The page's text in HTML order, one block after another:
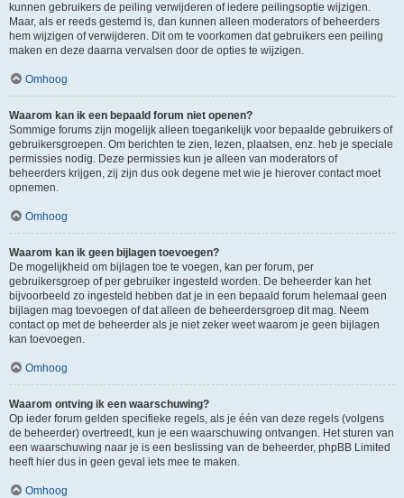
kunnen gebruikers de peiling verwijderen of iedere peilingsoptie wijzigen.
Maar, als er reeds gestemd is, dan kunnen alleen moderators of beheerders
hem wijzigen of verwijderen. Dit om te voorkomen dat gebruikers een peiling
maken en deze daarna vervalsen door de opties te wijzigen.
Omhoog
Waarom kan ik een bepaald forum niet openen?
Sommige forums zijn mogelijk alleen toegankelijk voor bepaalde gebruikers of
gebruikersgroepen. Om berichten te zien, lezen, plaatsen, enz. heb je speciale
permissies nodig. Deze permissies kun je alleen van moderators of
beheerders krijgen, zij zijn dus ook degene met wie je hierover contact moet
opnemen.
Omhoog
Waarom kan ik geen bijlagen toevoegen?
De mogelijkheid om bijlagen toe te voegen, kan per forum, per
gebruikersgroep of per gebruiker ingesteld worden. De beheerder kan het
bijvoorbeeld zo ingesteld hebben dat je in een bepaald forum helemaal geen
bijlagen mag toevoegen of dat alleen de beheerdersgroep dit mag. Neem
contact op met de beheerder als je niet zeker weet waarom je geen bijlagen
kan toevoegen.
Omhoog
Waarom ontving ik een waarschuwing?
Op ieder forum gelden specifieke regels, als je één van deze regels (volgens
de beheerder) overtreedt, kun je een waarschuwing ontvangen. Het sturen van
een waarschuwing naar je is een beslissing van de beheerder, phpBB Limited
heeft hier dus in geen geval iets mee te maken.
Omhoog